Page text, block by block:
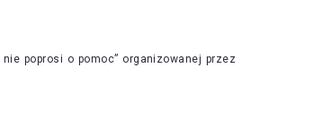
poprosi o pomoc” organizowanej przez